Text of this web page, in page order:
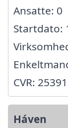
Ansatte: 0
Startdato:
CVR:
Háven